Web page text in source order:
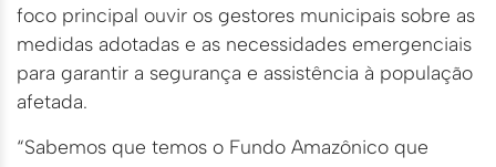
foco principal ouvir os gestores municipais sobre as
medidas adotadas e as necessidades emergenciais
para garantir a segurança e assistência à população
afetada.
“Sabemos que temos o Fundo Amazônico que